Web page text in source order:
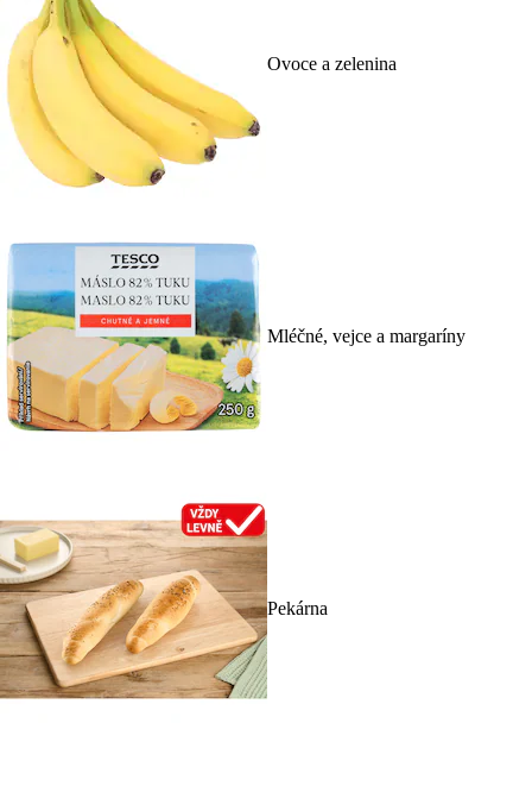
Ovoce a zelenina
Mléčné, vejce a margaríny
Pekárna